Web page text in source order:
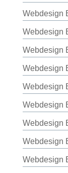
Webdesign
Webdesign
Webdesign
Webdesign
Webdesign
Webdesign
Webdesign
Webdesign
Webdesign